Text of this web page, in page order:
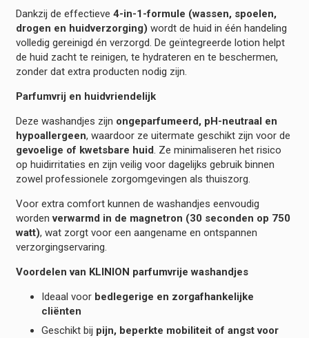
Dankzij de effectieve 4-in-1-formule (wassen, spoelen,
drogen en huidverzorging) wordt de huid in één handeling
volledig gereinigd én verzorgd. De geïntegreerde lotion helpt
de huid zacht te reinigen, te hydrateren en te beschermen,
zonder dat extra producten nodig zijn.
Parfumvrij en huidvriendelijk
Deze washandjes zijn ongeparfumeerd, pH-neutraal en
hypoallergeen, waardoor ze uitermate geschikt zijn voor de
gevoelige of kwetsbare huid . Ze minimaliseren het risico
op huidirritaties en zijn veilig voor dagelijks gebruik binnen
zowel professionele zorgomgevingen als thuiszorg.
Voor extra comfort kunnen de washandjes eenvoudig
wordenverwarmd in de magnetron (30 seconden op 750
watt), wat zorgt voor een aangename en ontspannen
verzorgingservaring.
Voordelen van KLINION parfumvrije washandjes
Ideaal voor bedlegerige en zorgafhankelijke
cliënten
Geschikt bij pijn, beperkte mobiliteit of angst voor